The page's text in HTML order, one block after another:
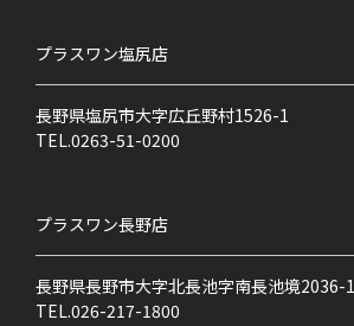
プラスワン塩尻店
長野県塩尻市大字広丘野村1526-1
TEL.0263-51-0200
プラスワン長野店
長野県長野市大字北長池字南長池境2036-1
TEL.026-217-1800